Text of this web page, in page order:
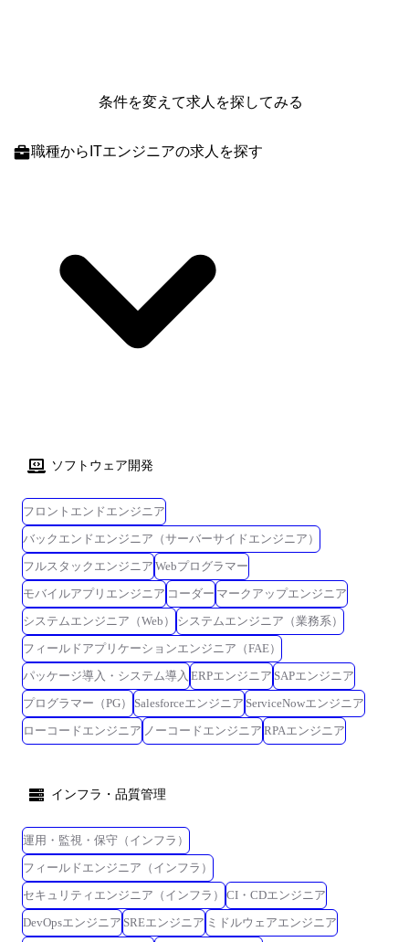
条件を変えて求人を探してみる
職種からITエンジニアの求人を探す
ソフトウェア開発
フロントエンドエンジニア
バックエンドエンジニア（サーバーサイドエンジニア）
フルスタックエンジニア Webプログラマー
モバイルアプリエンジニア コーダー マークアップエンジニア
システムエンジニア（Web）
システムエンジニア（業務系）
フィールドアプリケーションエンジニア（FAE）
パッケージ導入・システム導入 ERPエンジニア SAPエンジニア
プログラマー（PG）
Salesforceエンジニア ServiceNowエンジニア
ローコードエンジニア ノーコードエンジニア RPAエンジニア
インフラ・品質管理
運用・監視・保守（インフラ）
フィールドエンジニア（インフラ）
セキュリティエンジニア（インフラ）
CI・CDエンジニア
DevOpsエンジニア SREエンジニア ミドルウェアエンジニア